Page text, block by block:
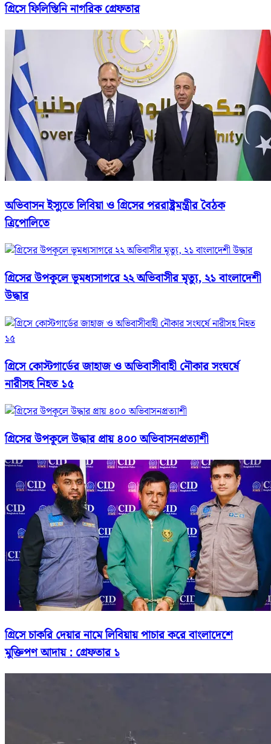
গ্রিসে ফিলিস্তিনি নাগরিক গ্রেফতার
অভিবাসন ইস্যুতে লিবিয়া ও গ্রিসের পররাষ্ট্রমন্ত্রীর বৈঠক
ত্রিপোলিতে
গ্রিসের উপকূলে ভূমধ্যসাগরে ২২ অভিবাসীর মৃত্যু, ২১ বাংলাদেশী
উদ্ধার
গ্রিসে কোস্টগার্ডের জাহাজ ও অভিবাসীবাহী নৌকার সংঘর্ষে
নারীসহ নিহত ১৫
গ্রিসের উপকূলে উদ্ধার প্রায় ৪০০ অভিবাসনপ্রত্যাশী
গ্রিসে চাকরি দেয়ার নামে লিবিয়ায় পাচার করে বাংলাদেশে
মুক্তিপণ আদায় : গ্রেফতার ১